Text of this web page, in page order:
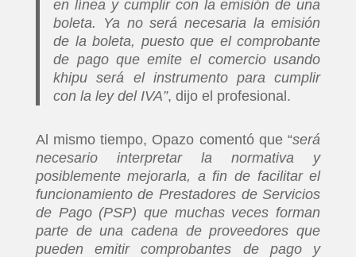
en línea y cumplir con la emisión de una
boleta. Ya no será necesaria la emisión
de la boleta, puesto que el comprobante
de pago que emite el comercio usando
khipu será el instrumento para cumplir
con la ley del IVA”, dijo el profesional.
Al mismo tiempo, Opazo comentó que “será
necesario interpretar la normativa y
posiblemente mejorarla, a fin de facilitar el
funcionamiento de Prestadores de Servicios
de Pago (PSP) que muchas veces forman
parte de una cadena de proveedores que
pueden emitir comprobantes de pago y